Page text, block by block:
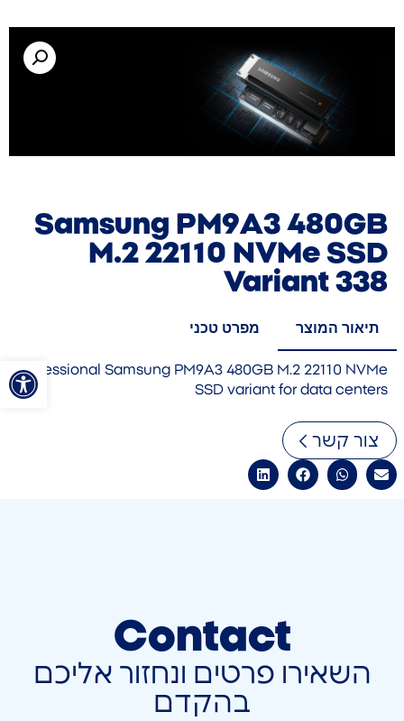
פתח
Samsung PM9A3 480GB
M.2 22110 NVMe SSD
Variant 338
תיאור המוצר מפרט טכני
Professional Samsung PM9A3 480GB M.2 22110 NVMe
SSD variant for data centers
צור קשר
Contact
השאירו פרטים ונחזור אליכם
בהקדם